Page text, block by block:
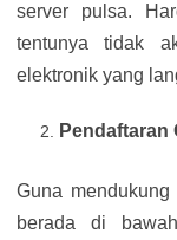
server pulsa.
tentunya tidak
elektronik yang
Pendaftaran
Guna
berada di